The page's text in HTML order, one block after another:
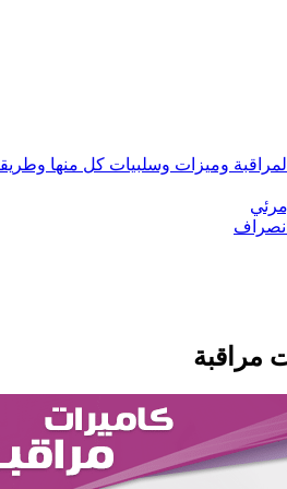
المراقبة وميزات وسلبيات كل منها
مراقبة